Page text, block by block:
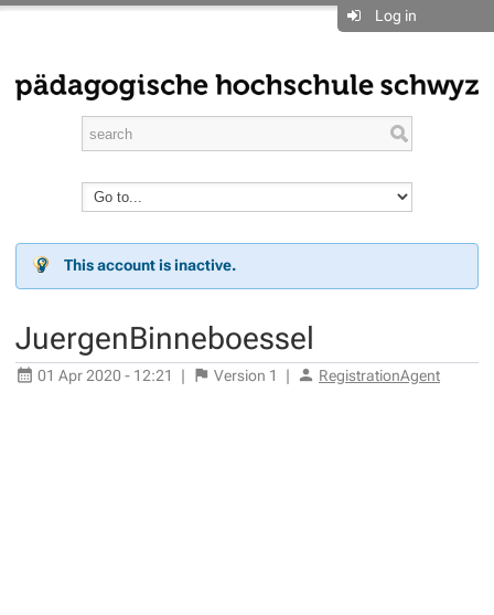
Log in
This account is inactive.
JuergenBinneboessel
01 Apr 2020 - 12:21 | Version 1 | RegistrationAgent